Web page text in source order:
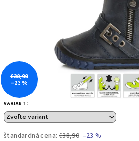
VARIANT:
štandardná cena: €38,90 –23 %
€38,90
–23 %